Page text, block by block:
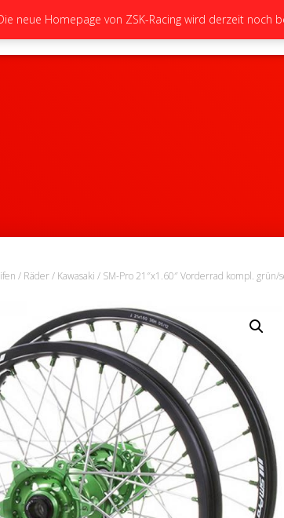
STARTSEITE
/ Räder/ Kawasaki / SM-Pro 21″x1.60″ Vorderrad kompl. grün/
neue Homepage von ZSK-Racing wird derzeit